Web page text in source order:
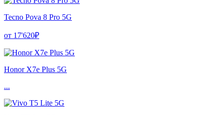
Tecno Pova 8 Pro 5G
от 17'620₽
Honor X7e Plus 5G
...